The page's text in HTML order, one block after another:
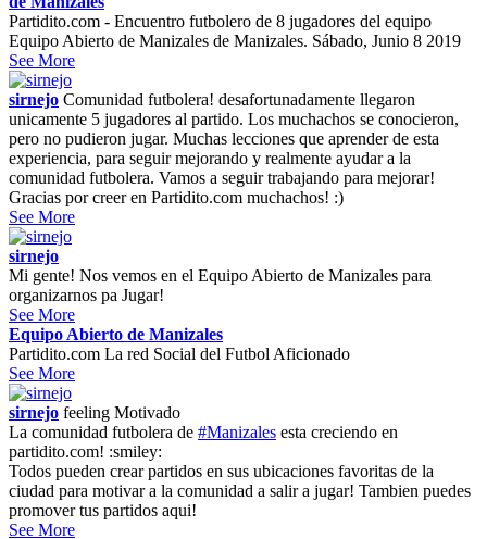
Partidito.com - Encuentro futbolero de 8 jugadores del equipo
Equipo Abierto de Manizales de Manizales. Sábado, Junio 8 2019
See More
sirnejo Comunidad futbolera! desafortunadamente llegaron
unicamente 5 jugadores al partido. Los muchachos se conocieron,
pero no pudieron jugar. Muchas lecciones que aprender de esta
experiencia, para seguir mejorando y realmente ayudar a la
comunidad futbolera. Vamos a seguir trabajando para mejorar!
Gracias por creer en Partidito.com muchachos! :)
See More
sirnejo
Mi gente! Nos vemos en el Equipo Abierto de Manizales para
organizarnos pa Jugar!
See More
Equipo Abierto de Manizales
Partidito.com La red Social del Futbol Aficionado
See More
sirnejo feeling Motivado
La comunidad futbolera de #Manizales esta creciendo en
partidito.com! :smiley:
Todos pueden crear partidos en sus ubicaciones favoritas de la
ciudad para motivar a la comunidad a salir a jugar! Tambien puedes
promover tus partidos aqui!
See More